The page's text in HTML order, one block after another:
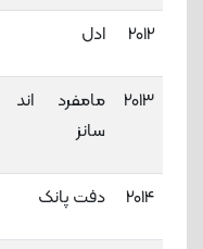
2012 ادل
2013
مامفرد اند
سانز
2014 دفت پانک